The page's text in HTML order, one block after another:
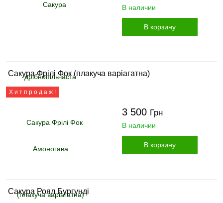
В наличии
В корзину
Сакура Фрілі Фок (плакуча варіагатна)
Х и т п р о д а ж !
3 500 Грн
В наличии
В корзину
Сакура Роял Бургунді